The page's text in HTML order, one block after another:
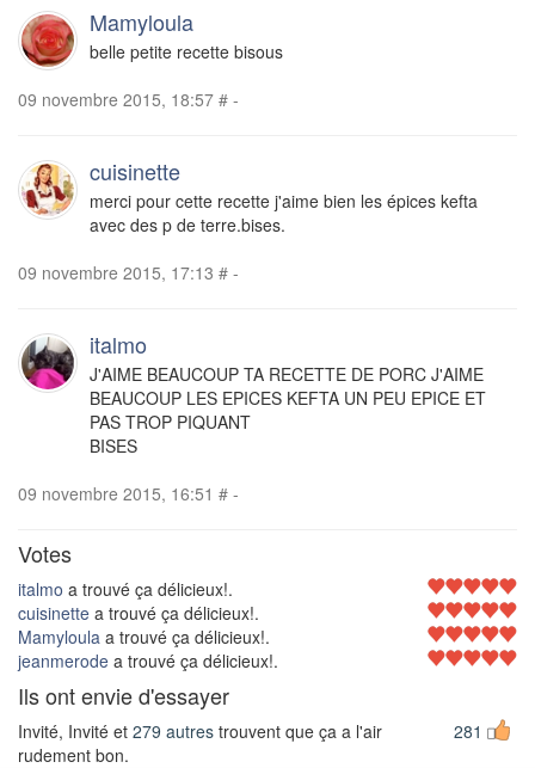
Mamyloula
belle petite recette bisous
09 novembre 2015, 18:57 # -
cuisinette
merci pour cette recette j'aime bien les épices kefta
avec des p de terre.bises.
09 novembre 2015, 17:13 # -
italmo
J'AIME BEAUCOUP TA RECETTE DE PORC J'AIME
BEAUCOUP LES EPICES KEFTA UN PEU EPICE ET
PAS TROP PIQUANT
BISES
09 novembre 2015, 16:51 # -
Votes
italmo a trouvé ça délicieux!.
cuisinette a trouvé ça délicieux!.
Mamyloula a trouvé ça délicieux!.
jeanmerode a trouvé ça délicieux!.
Ils ont envie d'essayer
281
Invité, Invité et 279 autres trouvent que ça a l'air
rudement bon.